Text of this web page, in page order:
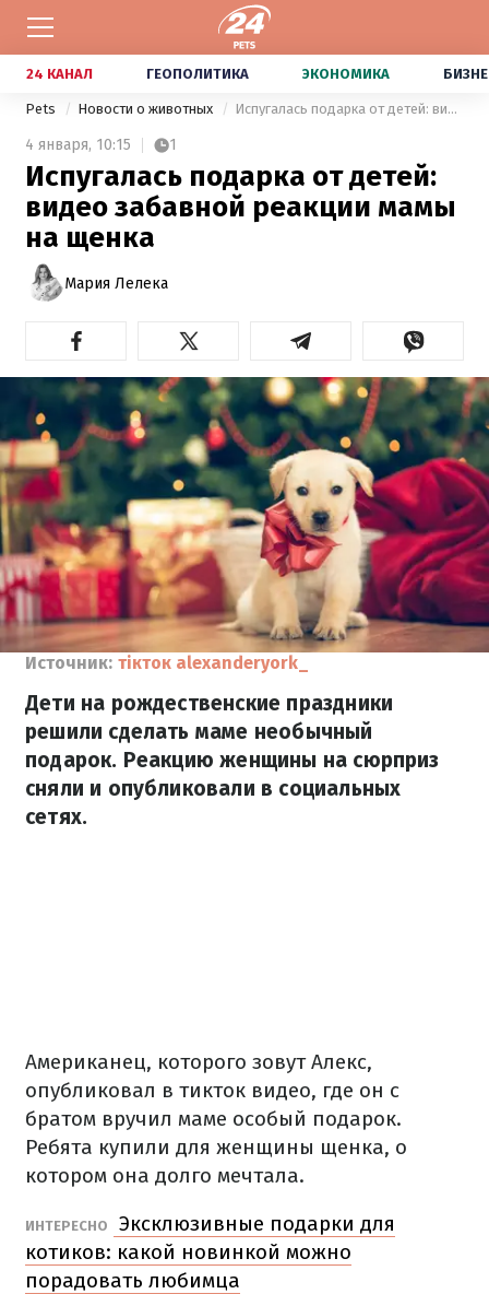
24 КАНАЛ ГЕОПОЛИТИКА ЭКОНОМИКА
Pets Новости о животных Испугалась подарка от детей: видео забавной реакции мамы на щенка
4 января, 10:15 1
Испугалась подарка от детей:
видео забавной реакции мамы
на щенка
Мария Лелека
Источник: тікток alexanderyork_
Дети на рождественские праздники
решили сделать маме необычный
подарок. Реакцию женщины на сюрприз
сняли и опубликовали в социальных
сетях.
Американец, которого зовут Алекс,
опубликовал в тикток видео, где он с
братом вручил маме особый подарок.
Ребята купили для женщины щенка, о
котором она долго мечтала.
ИНТЕРЕСНО
Эксклюзивные подарки для
котиков: какой новинкой можно
порадовать любимца